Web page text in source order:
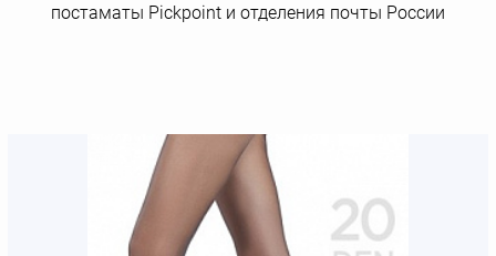
постаматы Рickpoint и отделения почты России